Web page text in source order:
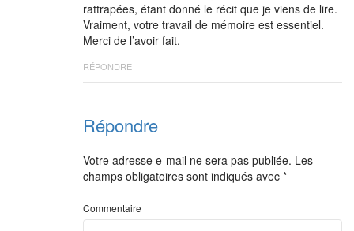
rattrapées, étant donné le récit que je viens de lire.
Vraiment, votre travail de mémoire est essentiel.
Merci de l’avoir fait.
RÉPONDRE
Répondre
Votre adresse e-mail ne sera pas publiée. Les
champs obligatoires sont indiqués avec *
Commentaire